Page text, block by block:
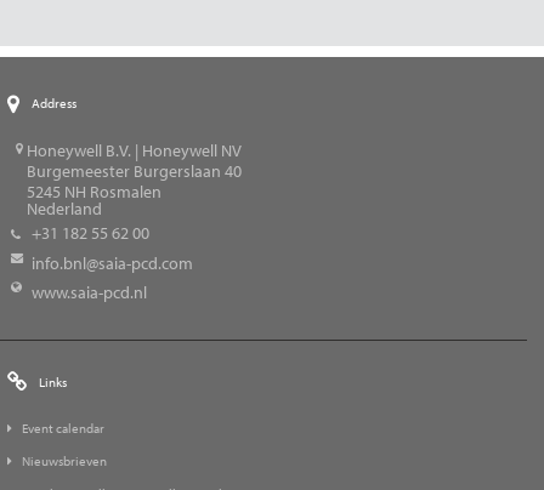
Address
Honeywell B.V. | Honeywell NV
Burgemeester Burgerslaan 40
5245 NH Rosmalen
Nederland
+31 182 55 62 00
info.bnl@saia-pcd.com
www.saia-pcd.nl
Links
Event calendar
Nieuwsbrieven